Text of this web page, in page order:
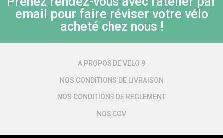
email pour faire réviser votre vélo
acheté chez nous !
A PROPOS DE VELO 9
NOS CONDITIONS DE LIVRAISON
NOS CONDITIONS DE REGLEMENT
NOS CGV